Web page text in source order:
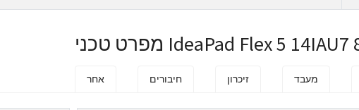
מעבד זיכרון חיבורים אחר